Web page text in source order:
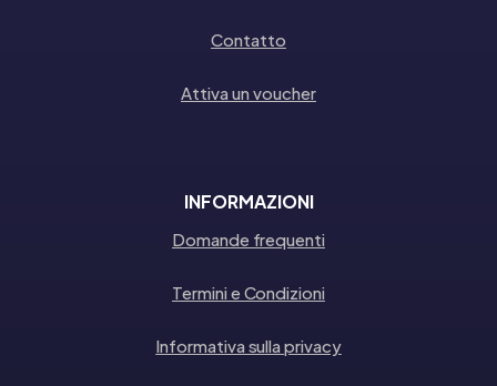
Contatto
Attiva un voucher
INFORMAZIONI
Domande frequenti
Termini e Condizioni
Informativa sulla privacy